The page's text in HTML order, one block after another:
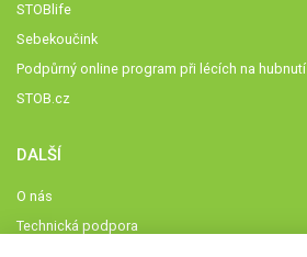
STOBlife
Sebekoučink
Podpůrný online program při lécích na hubnutí
STOB.cz
DALŠÍ
O nás
Technická podpora